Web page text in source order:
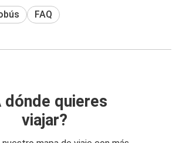
FAQ
dónde quieres
viajar?